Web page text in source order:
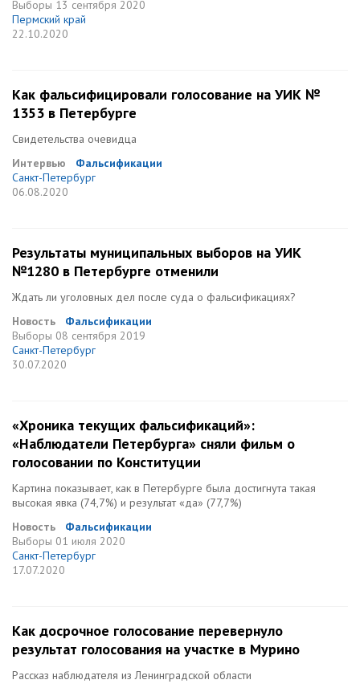
Выборы 13 сентября 2020
Пермский край
22.10.2020
Как фальсифицировали голосование на УИК №
1353 в Петербурге
Свидетельства очевидца
Интервью
Фальсификации
Санкт-Петербург
06.08.2020
Результаты муниципальных выборов на УИК
№1280 в Петербурге отменили
Ждать ли уголовных дел после суда о фальсификациях?
Новость
Фальсификации
Выборы 08 сентября 2019
Санкт-Петербург
30.07.2020
«Хроника текущих фальсификаций»:
«Наблюдатели Петербурга» сняли фильм о
голосовании по Конституции
Картина показывает, как в Петербурге была достигнута такая
высокая явка (74,7%) и результат «да» (77,7%)
Новость
Фальсификации
Выборы 01 июля 2020
Санкт-Петербург
17.07.2020
Как досрочное голосование перевернуло
результат голосования на участке в Мурино
Рассказ наблюдателя из Ленинградской области